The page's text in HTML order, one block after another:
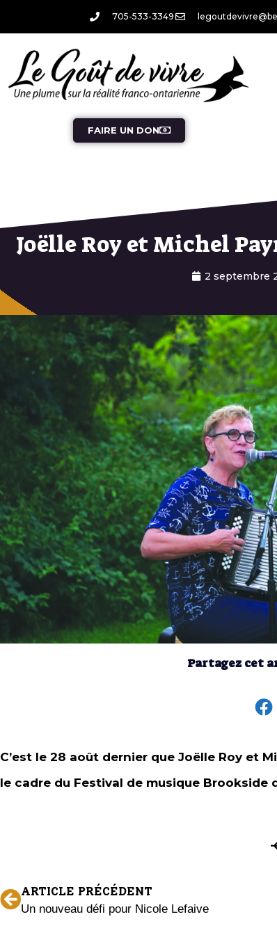
705-533-3349
FAIRE UN DON
Joëlle Roy et Michel
2 septembre
Partagez cet
C’est le 28 août dernier que Joëlle Roy et
le cadre du Festival de musique Brookside
ARTICLE PRÉCÉDENT
Un nouveau défi pour Nicole Lefaive